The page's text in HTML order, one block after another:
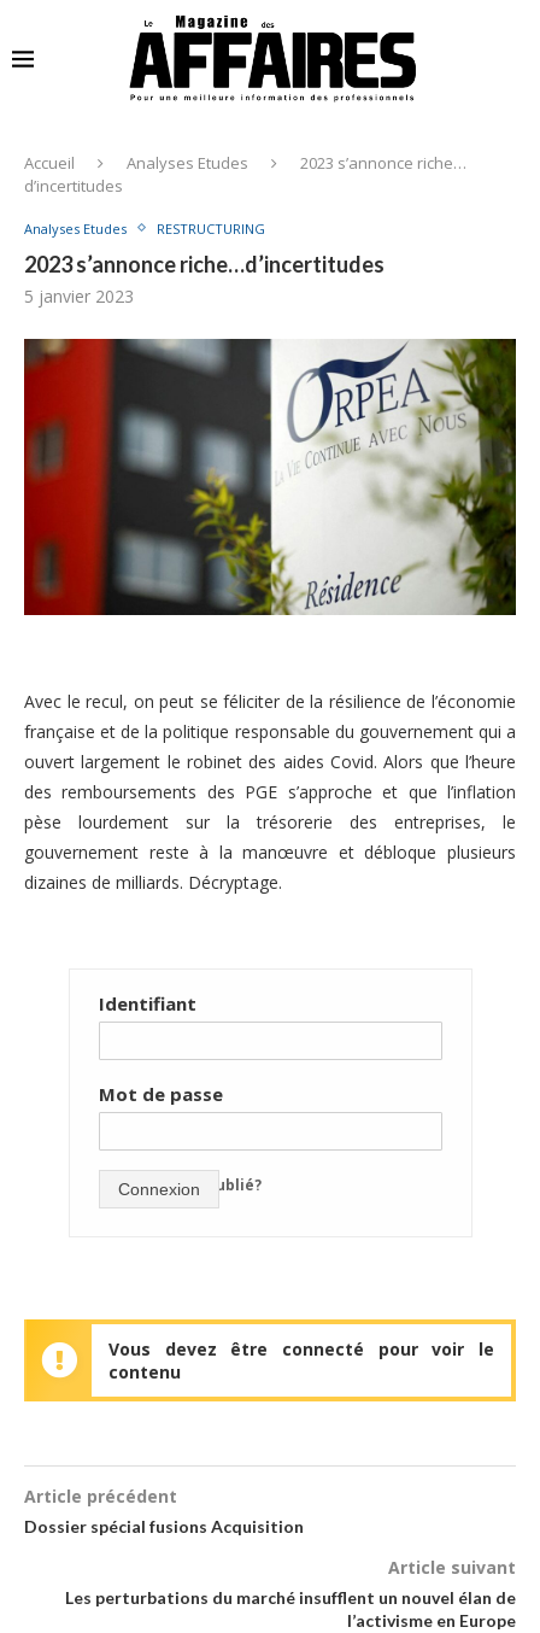
Accueil Analyses Etudes
2023 s’annonce riche…
d’incertitudes
Analyses Etudes RESTRUCTURING
2023 s’annonce riche…d’incertitudes
5 janvier 2023
Avec le recul, on peut se féliciter de la résilience de l’économie
française et de la politique responsable du gouvernement qui a
ouvert largement le robinet des aides Covid. Alors que l’heure
des remboursements des PGE s’approche et que l’inflation
pèse lourdement sur la trésorerie des entreprises, le
gouvernement reste à la manœuvre et débloque plusieurs
dizaines de milliards. Décryptage.
Identifiant
Mot de passe
mot de passe oublié?
Connexion
Vous devez être connecté pour voir le
contenu
Article précédent
Dossier spécial fusions Acquisition
Article suivant
Les perturbations du marché insufflent un nouvel élan de
l’activisme en Europe